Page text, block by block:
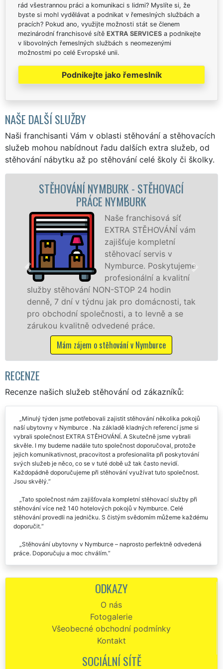
rád všestrannou práci a komunikaci s lidmi? Myslíte si, že
byste si mohl vydělávat a podnikat v řemeslných službách a
pracích? Pokud ano, využijte možnosti stát se členem
mezinárodní franchisové sítě EXTRA SERVICES a podnikejte
v libovolných řemeslných službách s neomezenými
možnostmi po celé Evropské unii.
Podnikejte jako řemeslník
NAŠE DALŠÍ SLUŽBY
Naši franchisanti Vám v oblasti stěhování a stěhovacích
služeb mohou nabídnout řadu dalších extra služeb, od
stěhování nábytku až po stěhování celé školy či školky.
tak
STĚHOVACÍ SLUŽBA
STĚHOVACÍ FIRMA NYMBURK
Poskytujeme
stěhovací
Nymburce na
špičkové
speciální
technikou.
služby zajišťujeme domácnostem i
celém okresu Nymburk se zárukou
franchisové sítě EXTRA STĚHOVÁNÍ.
Nabízíme stěhovací služby NON-STOP
včetně víkendů a svátků bez příplatků.
Mám zájem o stěhovací služby v
RECENZE
Recenze našich služeb stěhování od zákazníků:
Minulý týden jsme potřebovali zajistit stěhování několika pokojů
naší ubytovny v Nymburce . Na základě kladných referencí jsme si
vybrali společnost EXTRA STĚHOVÁNÍ. A Skutečně jsme vybrali
skvěle. I my budeme nadále tuto společnost doporučoval, protože
jejich komunikativnost, pracovitost a profesionalita při poskytování
svých služeb je něco, co se v tuté době už tak často nevidí.
Každopádně doporučujeme při stěhování využívat tuto společnost.
Tato společnost nám zajišťovala kompletní stěhovací služby při
stěhování více než 140 hotelových pokojů v Nymburce. Celé
stěhování provedli na jedničku. S čistým svědomím můžeme každému
Stěhování ubytovny v Nymburce – naprosto perfektně odvedená
práce. Doporučuju a moc chválím.
Potřebovali jsme obměnit vybavení našeho hotelu v Nymburce. O
vše, včetně kompletní dopravy se nám postarala spol. EXTRA
SLUŽBY. Kompletní nastěhování nového vybavení, které probíhalo na
několik etap klaplo vždy přesně tak, jak jsme měli s touto firmou
domluvené. Musím je pochválit za jejich spolehlivost, zajištění
kompletní montáže a skvěle odvedenou práci.
Moc jsem chtěla touto cestou poděkovat společnosti EXTRA
STĚHOVÁNÍ, která mi byla nápomocna při stěhování mého penzionu v
Nymburce. Veškeré vybavení a nábytek přestěhovali tak jak jsem si
ODKAZY
O nás
Fotogalerie
Všeobecné obchodní podmínky
Kontakt